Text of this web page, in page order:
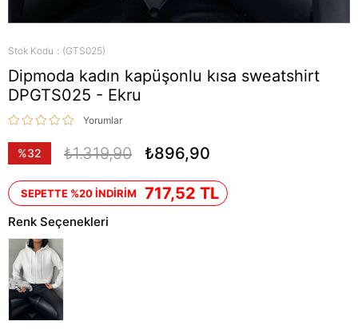
Stok Kodu (GTS025)
Dipmoda kadın kapüşonlu kısa sweatshirt
DPGTS025 - Ekru
Yorumlar
%32
₺1.319,90 ₺896,90
SEPETTE %20 İNDİRİM 717,52 TL
Renk Seçenekleri